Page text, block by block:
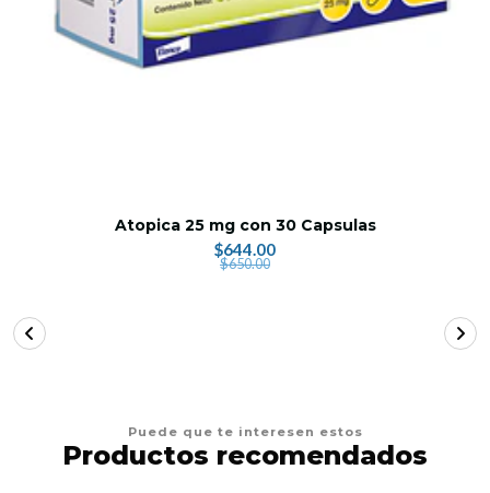
Atopica 25 mg con 30 Capsulas
$644.00
$650.00
Puede que te interesen estos
Productos recomendados